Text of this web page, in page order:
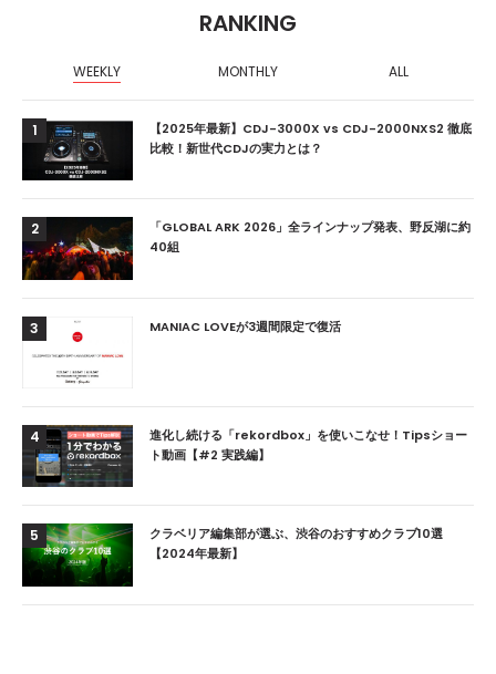
RANKING
WEEKLY MONTHLY ALL
1
【2025年最新】CDJ-3000X vs CDJ-2000NXS2 徹底
比較！新世代CDJの実力とは？
2
「GLOBAL ARK 2026」全ラインナップ発表、野反湖に約
40組
3 MANIAC LOVEが3週間限定で復活
4
進化し続ける「rekordbox」を使いこなせ！Tipsショー
ト動画【#2 実践編】
5
クラベリア編集部が選ぶ、渋谷のおすすめクラブ10選
【2024年最新】